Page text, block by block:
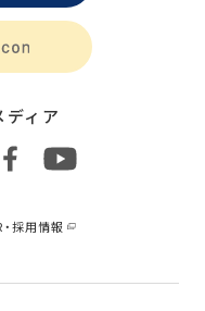
ディア
・採用情報